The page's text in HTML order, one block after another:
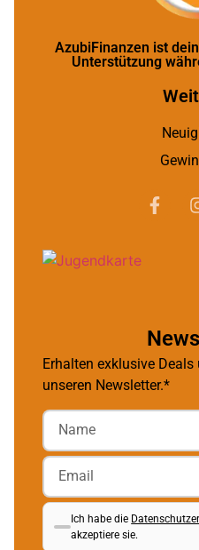
AzubiFinanzen ist
Unterstützung
Erhalten exklusive
unseren Newsletter.*
Ich habe die
akzeptiere sie.